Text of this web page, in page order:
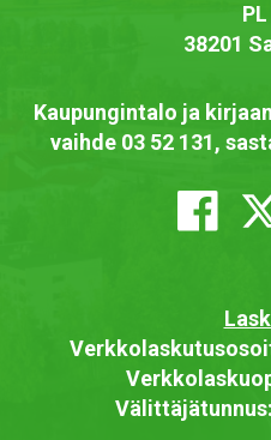
38201
Kaupungintalo ja
vaihde 03 52 131,